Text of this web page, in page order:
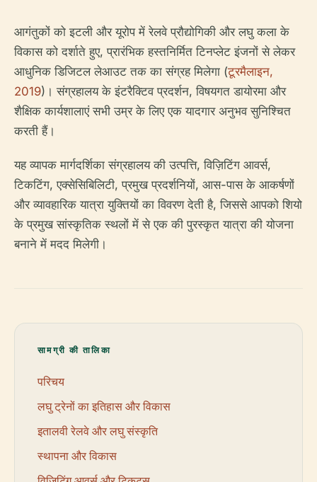
आगंतुकों को इटली और यूरोप में रेलवे प्रौद्योगिकी और लघु कला के
विकास को दर्शाते हुए, प्रारंभिक हस्तनिर्मित टिनप्लेट इंजनों से लेकर
आधुनिक डिजिटल लेआउट तक का संग्रह मिलेगा (टूरमैलाइन,
2019)। संग्रहालय के इंटरैक्टिव प्रदर्शन, विषयगत डायोरमा और
शैक्षिक कार्यशालाएं सभी उम्र के लिए एक यादगार अनुभव सुनिश्चित
करती हैं।
यह व्यापक मार्गदर्शिका संग्रहालय की उत्पत्ति, विज़िटिंग आवर्स,
टिकटिंग, एक्सेसिबिलिटी, प्रमुख प्रदर्शनियों, आस-पास के आकर्षणों
और व्यावहारिक यात्रा युक्तियों का विवरण देती है, जिससे आपको शियो
के प्रमुख सांस्कृतिक स्थलों में से एक की पुरस्कृत यात्रा की योजना
बनाने में मदद मिलेगी।
सामग्री की तालिका
परिचय
लघु ट्रेनों का इतिहास और विकास
इतालवी रेलवे और लघु संस्कृति
स्थापना और विकास